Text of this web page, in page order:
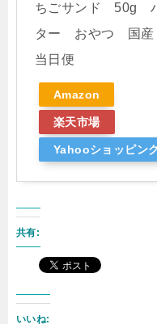
ちごサンド 50g
ター おやつ 国
当日便
Amazon
楽天市場
Yahooショッピン
共有:
いいね: